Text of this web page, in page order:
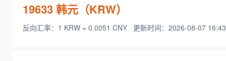
19633韩元（KRW）
反向汇率：1 KRW = 0.0051 CNY 更新时间：2026-08-07